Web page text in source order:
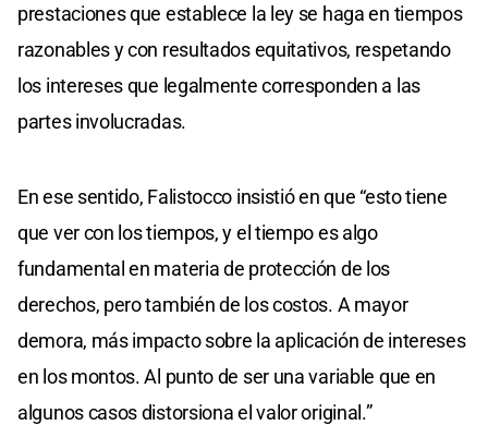
prestaciones que establece la ley se haga en tiempos
razonables y con resultados equitativos, respetando
los intereses que legalmente corresponden a las
partes involucradas.
En ese sentido, Falistocco insistió en que “esto tiene
que ver con los tiempos, y el tiempo es algo
fundamental en materia de protección de los
derechos, pero también de los costos. A mayor
demora, más impacto sobre la aplicación de intereses
en los montos. Al punto de ser una variable que en
algunos casos distorsiona el valor original.”